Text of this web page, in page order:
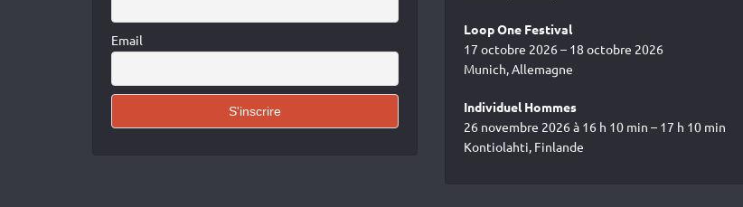
Email
Loop One Festival
17 octobre 2026 – 18 octobre 2026
Munich, Allemagne
Individuel Hommes
26 novembre 2026 à 16 h 10 min – 17 h 10 min
Kontiolahti, Finlande